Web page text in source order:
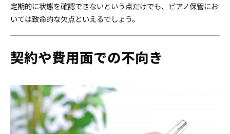
定期的に状態を確認できないという点だけでも、ピアノ保管にお
いては致命的な欠点といえるでしょう。
契約や費用面での不向き